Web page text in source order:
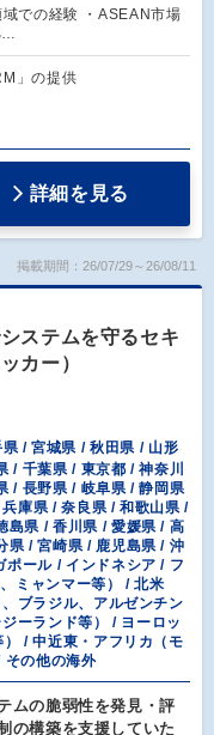
での経験 ・ASEAN市場
…
」の提供
詳細を見る
掲載期間：26/07/29～26/08/11
ステムを守るセキ
カー）
/ 宮城県 / 秋田県 / 山形
/ 千葉県 / 東京都 / 神奈川
/ 長野県 / 岐阜県 / 静岡県
庫県 / 奈良県 / 和歌山県 /
島県 / 香川県 / 愛媛県 / 高
県 / 宮崎県 / 鹿児島県 / 沖
ール / インドネシア / フ
ミャンマー等） / 北米
ブラジル、アルゼンチン
ーランド等） / ヨーロッ
/ 中近東・アフリカ（モ
その他の海外
ムの脆弱性を発見・評
の構築を支援していた